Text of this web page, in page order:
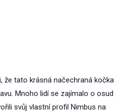
že tato krásná načechraná kočka
Mnoho lidí se zajímalo o osud
svůj vlastní profil Nimbus na